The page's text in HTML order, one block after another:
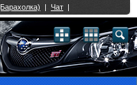
byvBSSO
18 21 22 23 24 25 26
37 38 39 40 41 42 43